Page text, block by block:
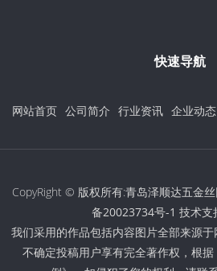
快速导航
网站首页 公司简介 行业资讯 企业动态
CopyRight © 版权所有:青岛泽顺达五金
备20023734号-1 技术支
我们采用的作品包括内容图片全部来源
不确定投稿用户享有完全著作权，根